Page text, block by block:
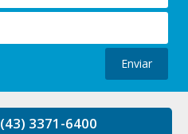
Enviar
(43) 3371-6400